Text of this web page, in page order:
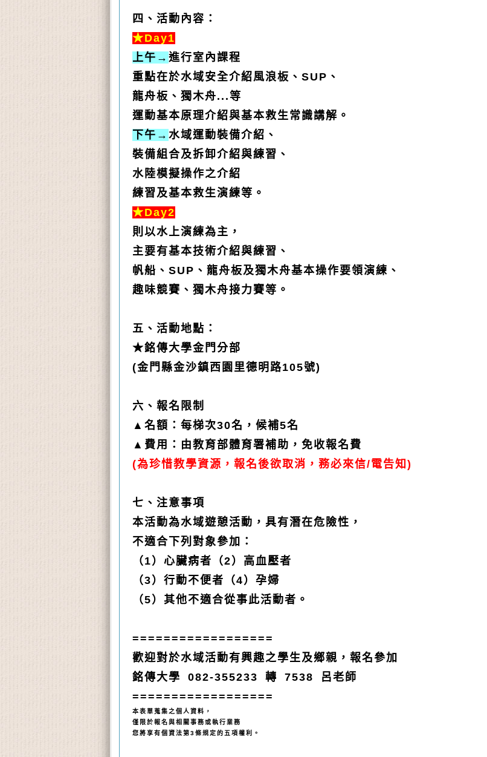
四、活動內容：
★Day1
上午→ 進行室內課程
重點在於水域安全介紹風浪板、 SUP 、
龍舟板、獨木舟...等
運動基本原理介紹與基本救生常識講解。
下午→ 水域運動裝備介紹、
裝備組合及拆卸介紹與練習、
水陸模擬操作之介紹
練習及基本救生演練等。
★Day2
則以水上演練為主，
主要有基本技術介紹與練習、
帆船、 SUP 、龍舟板及獨木舟基本操作要領演練、
趣味競賽、獨木舟接力賽等。
五、活動地點：
★銘傳大學金門分部
(金門縣金沙鎮西園里德明路105號)
六、報名限制
▲名額：每梯次30名，候補5名
▲費用：由教育部體育署補助，免收報名費
(為珍惜教學資源，報名後欲取消，務必來信/電告知 )
七、注意事項
本活動為水域遊憩活動，具有潛在危險性，
不適合下列對象參加：
（ 1）心臟病者（2）高血壓者
（3）行動不便者（4）孕婦
（5）其他不適合從事此活動者。
==================
歡迎對於水域活動有興趣之學生及鄉親，報名參加
銘傳大學 082-355233 轉 7538 呂老師
==================
本表單蒐集之個人資料，
僅限於報名與相關事務或執行業務
您將享有個資法第3條規定的五項權利。